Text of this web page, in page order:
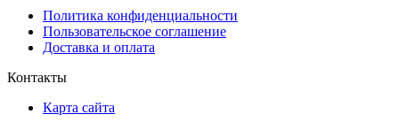
Политика конфиденциальности
Пользовательское соглашение
Доставка и оплата
Контакты
Карта сайта